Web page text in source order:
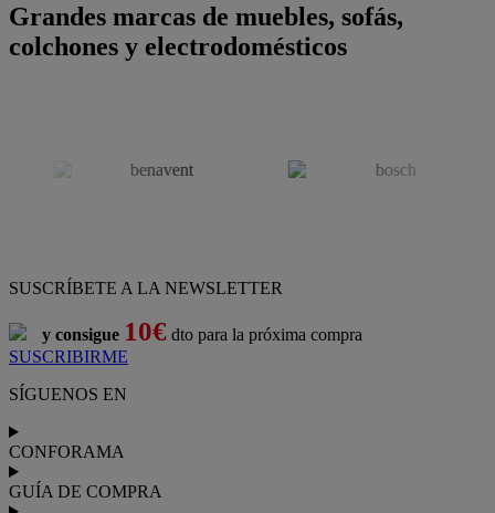
Grandes marcas de muebles, sofás,
colchones y electrodomésticos
SUSCRÍBETE A LA NEWSLETTER
y consigue 10€ dto para la próxima compra
SUSCRIBIRME
SÍGUENOS EN
CONFORAMA
GUÍA DE COMPRA